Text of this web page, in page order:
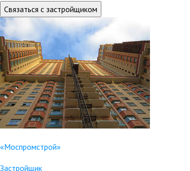
Связаться с застройщиком
«Моспромстрой»
Застройщик